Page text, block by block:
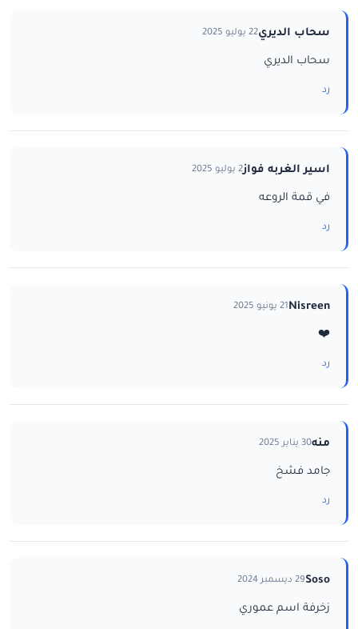
سحاب الديري22 يوليو 2025
سحاب الديري
رد
اسير الغربه فواز2 يوليو 2025
في قمة الروعه
رد
Nisreen21 يونيو 2025
❤️
رد
منه30 يناير 2025
جامد فشخ
رد
Soso29 ديسمبر 2024
زخرفة اسم عموري